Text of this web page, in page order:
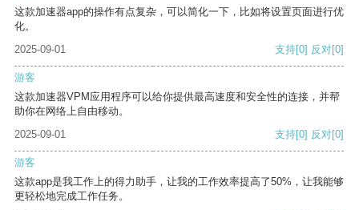
这款加速器app的操作有点复杂，可以简化一下，比如将设置页面进行优
化。
2025-09-01
支持[0] 反对[0]
游客
这款加速器VPM应用程序可以给你提供最高速度和安全性的连接，并帮
助你在网络上自由移动。
2025-09-01
支持[0] 反对[0]
游客
这款app是我工作上的得力助手，让我的工作效率提高了50%，让我能够
更轻松地完成工作任务。